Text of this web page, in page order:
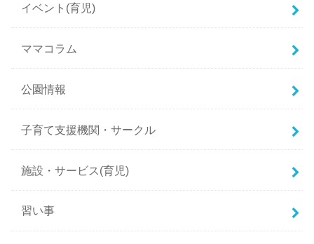
イベント(育児)
ママコラム
公園情報
子育て支援機関・サークル
施設・サービス(育児)
習い事